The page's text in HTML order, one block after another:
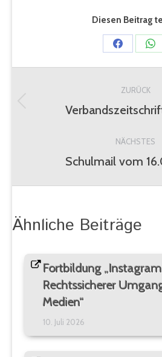
Diesen Beitrag
Share
on
Facebook
on
ZURÜCK
NÄCHSTES
Schulmail vom
Ähnliche Beiträge
Fortbildung
Rechtssicherer
Medien“
10. Juli 2026